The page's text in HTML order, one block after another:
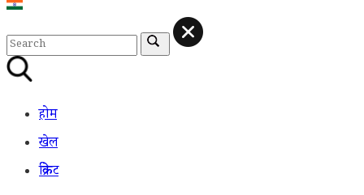
होम
खेल
क्रिकेट